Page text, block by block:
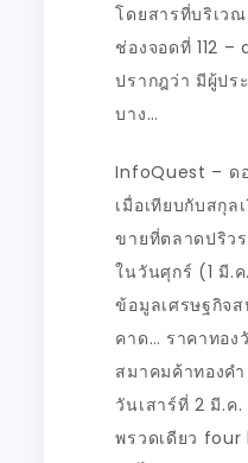
โดยสารที่บริเว
ช่องจอดที่ 112
ปรากฎว่า มีผู้ปร
บาง…
InfoQuest – ด
เมื่อเทียบกับสกุล
ขายที่ตลาดปริว
ในวันศุกร์ (1 มี.
ข้อมูลเศรษฐกิจ
คาด… ราคาทอ
สมาคมค้าทองค
วันเสาร์ที่ 2 มี.ค.
พรวดเดียว four